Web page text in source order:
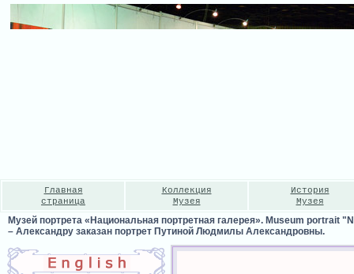
Главная
страница
Коллекция
Музея
История
Музея
Музей портрета «Национальная портретная галерея». Museum portrait
– Александру заказан портрет Путиной Людмилы Александровны.